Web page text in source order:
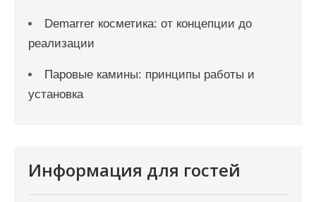
Demarrer косметика: от концепции до
реализации
Паровые камины: принципы работы и
установка
Информация для гостей